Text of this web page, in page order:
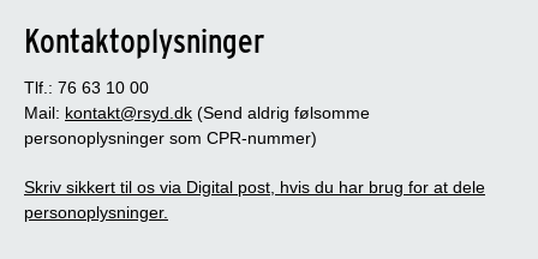
Kontaktoplysninger
Tlf.: 76 63 10 00
Mail: kontakt@rsyd.dk (Send aldrig følsomme
personoplysninger som CPR-nummer)
Skriv sikkert til os via Digital post, hvis du har brug for at dele
personoplysninger.